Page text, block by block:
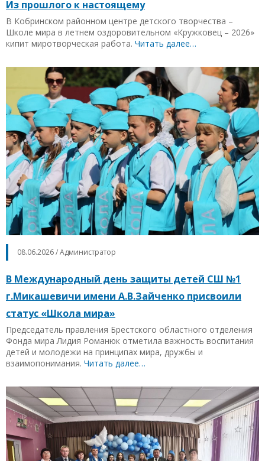
Из прошлого к настоящему
В Кобринском районном центре детского творчества –
Школе мира в летнем оздоровительном «Кружковец – 2026»
кипит миротворческая работа. Читать далее…
08.06.2026 / Администратор
В Международный день защиты детей СШ №1
г.Микашевичи имени А.В.Зайченко присвоили
статус «Школа мира»
Председатель правления Брестского областного отделения
Фонда мира Лидия Романюк отметила важность воспитания
детей и молодежи на принципах мира, дружбы и
взаимопонимания. Читать далее…